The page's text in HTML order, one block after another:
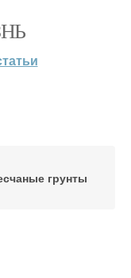
грунты